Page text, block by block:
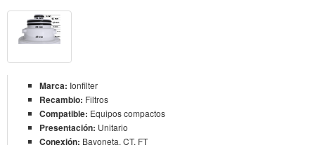
Marca: Ionfilter
Recambio: Filtros
Compatible: Equipos compactos
Presentación: Unitario
Conexión: Bayoneta, CT, FT